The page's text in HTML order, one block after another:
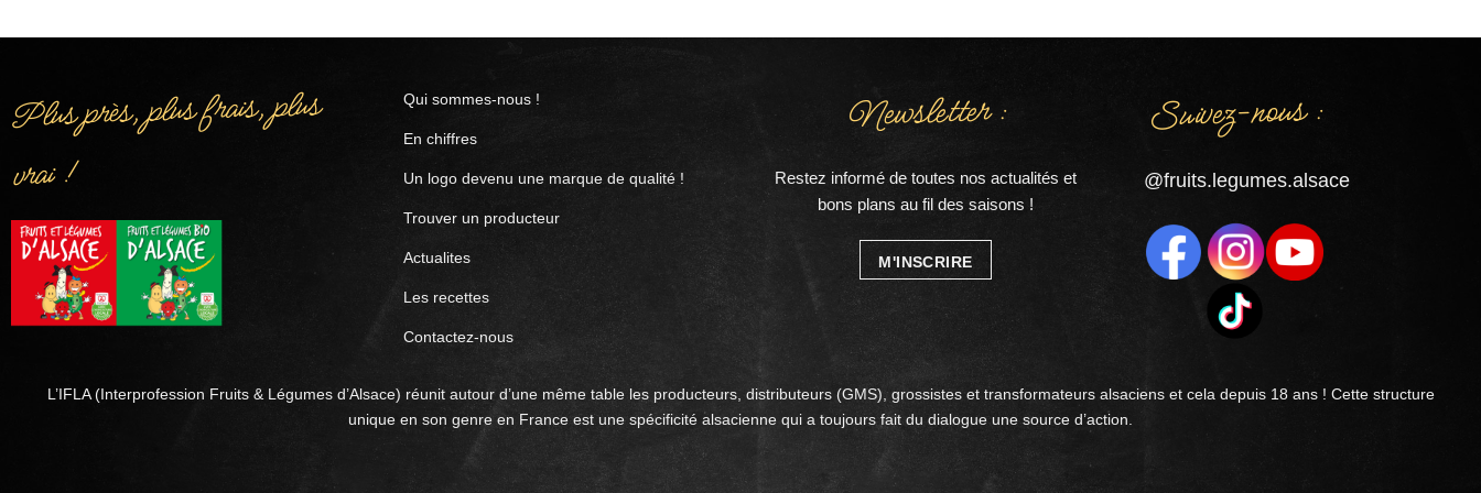
Plus près, plus frais, plus
vrai !
Qui sommes-nous !
En chiffres
Un logo devenu une marque de qualité !
Trouver un producteur
Actualites
Les recettes
Contactez-nous
Newsletter :
Restez informé de toutes nos actualités et
bons plans au fil des saisons !
M'INSCRIRE
Suivez-nous :
@fruits.legumes.alsace
L’IFLA (Interprofession Fruits & Légumes d’Alsace) réunit autour d’une même table les producteurs, distributeurs (GMS), grossistes et transformateurs alsaciens et cela depuis 18 ans ! Cette structure
unique en son genre en France est une spécificité alsacienne qui a toujours fait du dialogue une source d’action.